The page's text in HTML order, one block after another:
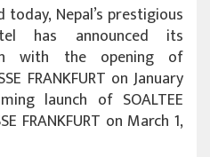
Nepal’s prestigious
has announced its
with the opening of
FRANKFURT on January
launch of SOALTEE
FRANKFURT on March 1,